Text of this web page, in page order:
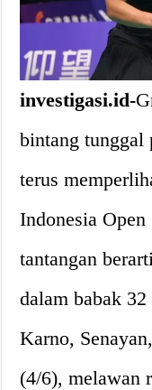
investigasi.id-
bintang tunggal
terus
Indonesia Open
tantangan
dalam babak
Karno,
(4/6), melawan